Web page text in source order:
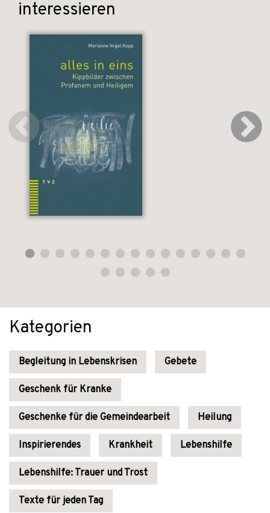
interessieren
Kategorien
Begleitung in Lebenskrisen Gebete
Geschenk für Kranke
Geschenke für die Gemeindearbeit Heilung
Inspirierendes Krankheit Lebenshilfe
Lebenshilfe: Trauer und Trost
Texte für jeden Tag